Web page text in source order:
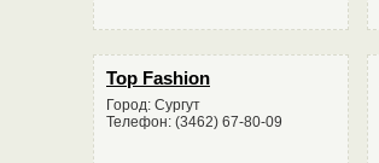
Top Fashion
Город: Сургут
Телефон: (3462) 67-80-09